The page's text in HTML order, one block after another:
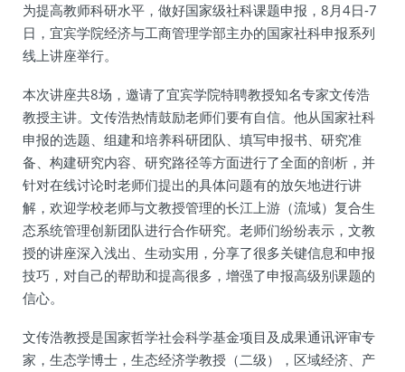
为提高教师科研水平，做好国家级社科课题申报，8月4日-7
日，宜宾学院经济与工商管理学部主办的国家社科申报系列
线上讲座举行。
本次讲座共8场，邀请了宜宾学院特聘教授知名专家文传浩
教授主讲。文传浩热情鼓励老师们要有自信。他从国家社科
申报的选题、组建和培养科研团队、填写申报书、研究准
备、构建研究内容、研究路径等方面进行了全面的剖析，并
针对在线讨论时老师们提出的具体问题有的放矢地进行讲
解，欢迎学校老师与文教授管理的长江上游（流域）复合生
态系统管理创新团队进行合作研究。老师们纷纷表示，文教
授的讲座深入浅出、生动实用，分享了很多关键信息和申报
技巧，对自己的帮助和提高很多，增强了申报高级别课题的
信心。
文传浩教授是国家哲学社会科学基金项目及成果通讯评审专
家，生态学博士，生态经济学教授（二级），区域经济、产